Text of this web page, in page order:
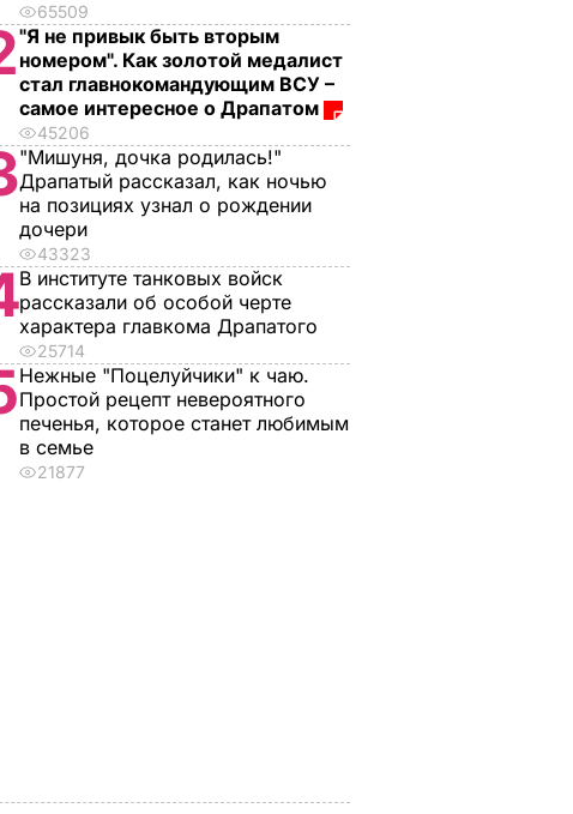
еще
МИР
Правозащитники:
Жертвами
российских
авиаударов за время
операции в Сирии
22 октября, 08.58
– 79
войну
65509
"Я не привык быть вторым
номером". Как золотой медалист
стал главнокомандующим ВСУ –
самое интересное о Драпатом
45206
"Мишуня, дочка родилась!"
Драпатый рассказал, как ночью
на позициях узнал о рождении
дочери
43323
В институте танковых войск
рассказали об особой черте
характера главкома Драпатого
25714
Нежные "Поцелуйчики" к чаю.
Простой рецепт невероятного
печенья, которое станет любимым
в семье
21877